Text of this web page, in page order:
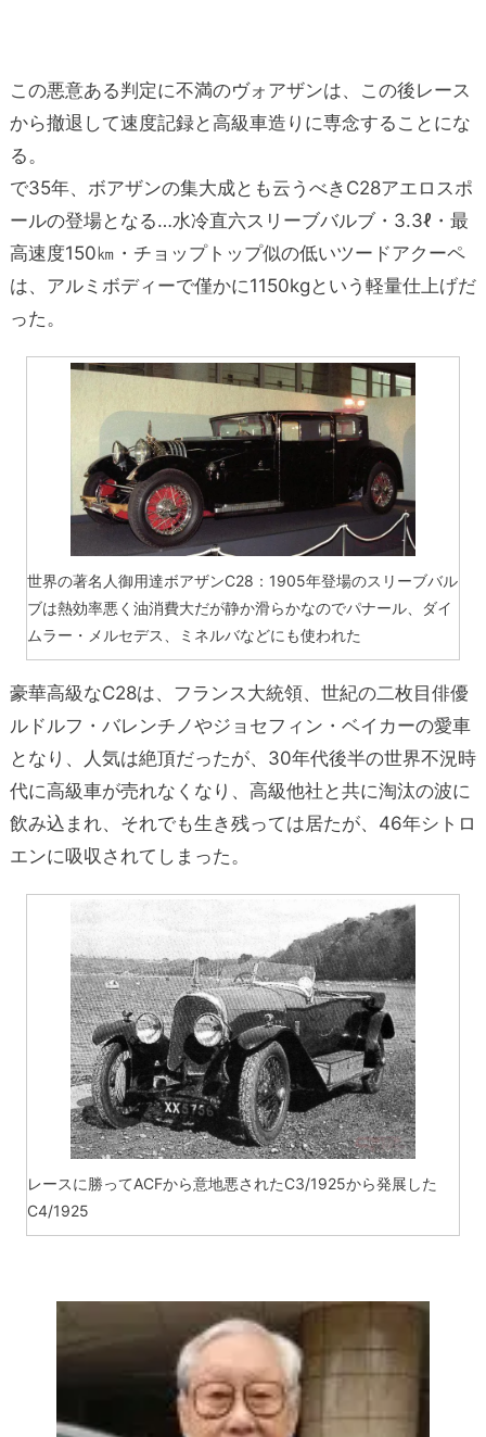
この悪意ある判定に不満のヴォアザンは、この後レース
から撤退して速度記録と高級車造りに専念することにな
る。
で35年、ボアザンの集大成とも云うべきC28アエロスポ
ールの登場となる…水冷直六スリーブバルブ・3.3ℓ・最
高速度150㎞・チョップトップ似の低いツードアクーペ
は、アルミボディーで僅かに1150kgという軽量仕上げだ
った。
世界の著名人御用達ボアザンC28：1905年登場のスリーブバル
ブは熱効率悪く油消費大だが静か滑らかなのでパナール、ダイ
ムラー・メルセデス、ミネルバなどにも使われた
豪華高級なC28は、フランス大統領、世紀の二枚目俳優
ルドルフ・バレンチノやジョセフィン・ベイカーの愛車
となり、人気は絶頂だったが、30年代後半の世界不況時
代に高級車が売れなくなり、高級他社と共に淘汰の波に
飲み込まれ、それでも生き残っては居たが、46年シトロ
エンに吸収されてしまった。
レースに勝ってACFから意地悪されたC3/1925から発展した
C4/1925